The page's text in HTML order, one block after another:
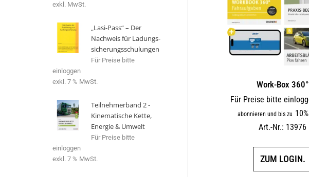
Work-Box 360°
Für Preise bitte
abonnieren und bis zu 10%
Art.-Nr.: 13976
ZUM LOGIN.
exkl. MwSt.
„Lasi-Pass“ – Der
Nachweis für Ladungs­
si­che­rungs­schu­lungen
Für Preise bitte
einloggen
exkl. 7 % MwSt.
Teilnehmerband 2 -
Kinematische Kette,
Energie & Umwelt
Für Preise bitte
einloggen
exkl. 7 % MwSt.